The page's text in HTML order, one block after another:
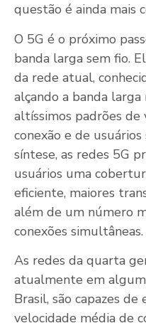
questão é ainda mais
O 5G é o próximo
banda larga sem fio.
da rede atual,
alçando a banda
altíssimos padrões de
conexão e de
síntese, as redes 5G
usuários uma
eficiente, maiores
além de um número
conexões simultâneas.
As redes da quarta
atualmente em
Brasil, são capazes
velocidade média de